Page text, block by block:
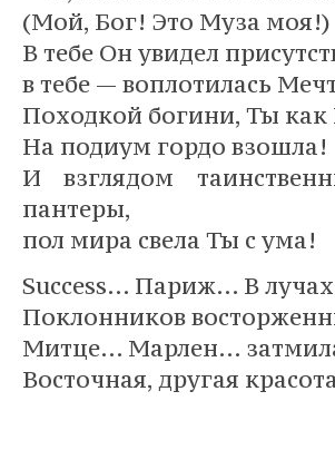
(Мой, Бог! Это Муза моя!)
В тебе Он увидел
в тебе — воплотилась
Походкой богини, Ты как
На подиум гордо взошла!
И взглядом
пантеры,
пол мира свела Ты с ума!
Success… Париж… В
Поклонников
Митце… Марлен…
Восточная, другая